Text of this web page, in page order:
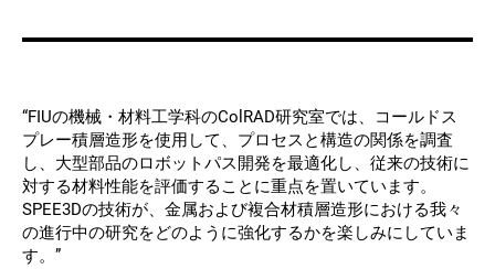
“FIUの機械・材料工学科のColRAD研究室では、コールドス
プレー積層造形を使用して、プロセスと構造の関係を調査
し、大型部品のロボットパス開発を最適化し、従来の技術に
対する材料性能を評価することに重点を置いています。
SPEE3Dの技術が、金属および複合材積層造形における我々
の進行中の研究をどのように強化するかを楽しみにしていま
す。”